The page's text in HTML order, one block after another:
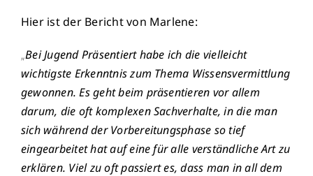
Hier ist der Bericht von Marlene:
„Bei Jugend Präsentiert habe ich die vielleicht
wichtigste Erkenntnis zum Thema Wissensvermittlung
gewonnen. Es geht beim präsentieren vor allem
darum, die oft komplexen Sachverhalte, in die man
sich während der Vorbereitungsphase so tief
eingearbeitet hat auf eine für alle verständliche Art zu
erklären. Viel zu oft passiert es, dass man in all dem